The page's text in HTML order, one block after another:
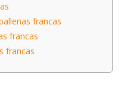
francas
francas
francas